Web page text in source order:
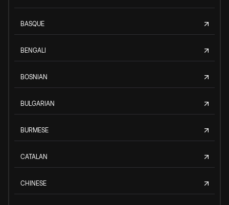
BASQUE
BENGALI
BOSNIAN
BULGARIAN
BURMESE
CATALAN
CHINESE